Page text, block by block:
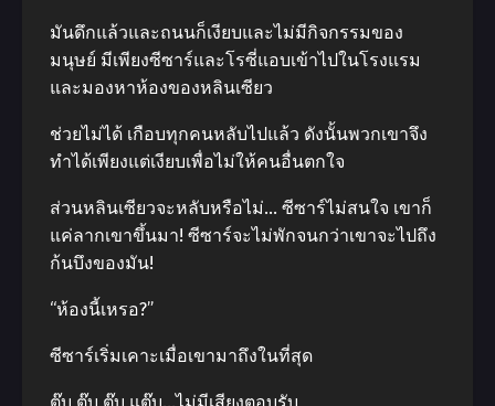
มันดึกแล้วและถนนก็เงียบและไม่มีกิจกรรมของ
มนุษย์ มีเพียงซีซาร์และโรซี่แอบเข้าไปในโรงแรม
และมองหาห้องของหลินเซียว
ช่วยไม่ได้ เกือบทุกคนหลับไปแล้ว ดังนั้นพวกเขาจึง
ทําได้เพียงแต่เงียบเพื่อไม่ให้คนอื่นตกใจ
ส่วนหลินเซียวจะหลับหรือไม่… ซีซาร์ไม่สนใจ เขาก็
แค่ลากเขาขึ้นมา! ซีซาร์จะไม่พักจนกว่าเขาจะไปถึง
ก้นบึงของมัน!
“ห้องนี้เหรอ?”
ซีซาร์เริ่มเคาะเมื่อเขามาถึงในที่สุด